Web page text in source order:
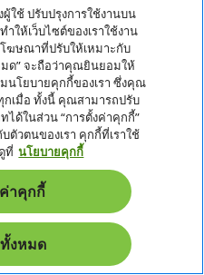
210H
4GB GDDR6 laptop
x 1080) 144Hz refresh
M.2 NVMe PCIe Gen4
(Parts/Labor/Onsite)
ผู้ใช้ ปรับปรุงการใช้งานบน
ำให้เว็บไซต์ของเราใช้งาน
ฆษณาที่ปรับให้เหมาะกับ
ด” จะถือว่าคุณยินยอมให้
นโยบายคุกกี้ของเรา ซึ่งคุณ
เมื่อ ทั้งนี้ คุณสามารถปรับ
ได้ในส่วน “การตั้งค่าคุกกี้”
ตัวตนของเรา คุกกี้ที่เราใช้
ที่ นโยบายคุกกี้
าคุกกี้
งหมด